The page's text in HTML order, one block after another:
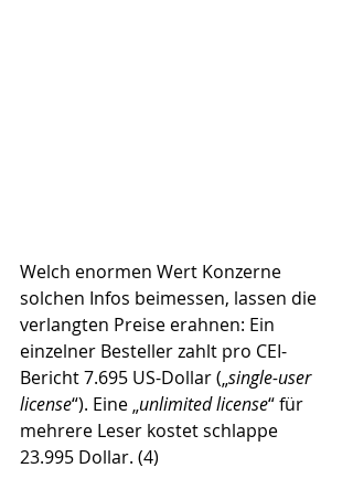
Welch enormen Wert Konzerne
solchen Infos beimessen, lassen die
verlangten Preise erahnen: Ein
einzelner Besteller zahlt pro CEI-
Bericht 7.695 US-Dollar („single-user
license“). Eine „unlimited license“ für
mehrere Leser kostet schlappe
23.995 Dollar. (4)